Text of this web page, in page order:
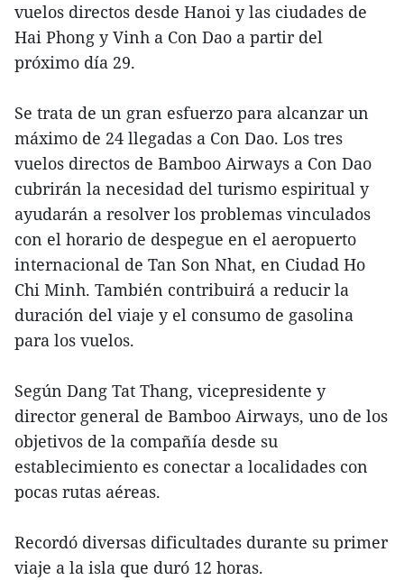
vuelos directos desde Hanoi y las ciudades de
Hai Phong y Vinh a Con Dao a partir del
próximo día 29.
Se trata de un gran esfuerzo para alcanzar un
máximo de 24 llegadas a Con Dao. Los tres
vuelos directos de Bamboo Airways a Con Dao
cubrirán la necesidad del turismo espiritual y
ayudarán a resolver los problemas vinculados
con el horario de despegue en el aeropuerto
internacional de Tan Son Nhat, en Ciudad Ho
Chi Minh. También contribuirá a reducir la
duración del viaje y el consumo de gasolina
para los vuelos.
Según Dang Tat Thang, vicepresidente y
director general de Bamboo Airways, uno de los
objetivos de la compañía desde su
establecimiento es conectar a localidades con
pocas rutas aéreas.
Recordó diversas dificultades durante su primer
viaje a la isla que duró 12 horas.